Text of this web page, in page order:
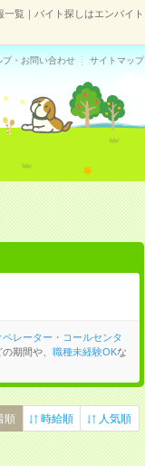
覧｜バイト探しはエンバイト
プ・お問い合わせ サイトマップ
レーター・コールセンタ
期間や、 職種未経験OKな
順 時給順 人気順